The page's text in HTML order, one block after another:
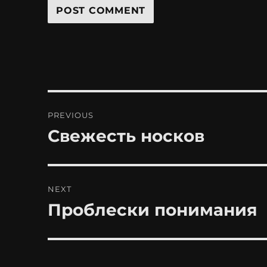
navigation
PREVIOUS
Previous
Свежесть носков
NEXT
Next
Проблески понимания